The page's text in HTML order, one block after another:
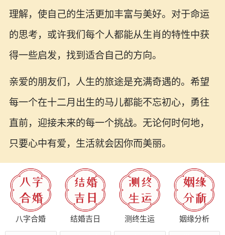
理解，使自己的生活更加丰富与美好。对于命运
的思考，或许我们每个人都能从生肖的特性中获
得一些启发，找到适合自己的方向。
亲爱的朋友们，人生的旅途是充满奇遇的。希望
每一个在十二月出生的马儿都能不忘初心，勇往
直前，迎接未来的每一个挑战。无论何时何地，
只要心中有爱，生活就会因你而美丽。
八字合婚 结婚吉日 测终生运 姻缘分析